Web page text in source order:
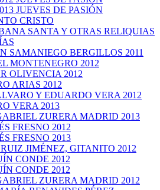
JUEVES DE PASIÓN
CRISTO
SANTA Y OTRAS RELIQUIAS
SAMANIEGO BERGILLOS 2011
MONTENEGRO 2012
OLIVENCIA 2012
ARIAS 2012
Y EDUARDO VERA 2012
VERA 2013
ZURERA MADRID 2013
FRESNO 2012
FRESNO 2013
RUIZ JIMÉNEZ, GITANITO 2012
CONDE 2012
CONDE 2012
ZURERA MADRID 2012